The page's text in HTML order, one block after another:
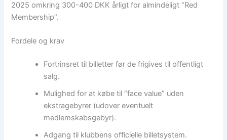
2025 omkring 300-400 DKK årligt for almindeligt “Red
Membership”.
Fordele og krav
Fortrinsret til billetter før de frigives til offentligt
salg.
Mulighed for at købe til “face value” uden
ekstragebyrer (udover eventuelt
medlemskabsgebyr).
Adgang til klubbens officielle billetsystem.